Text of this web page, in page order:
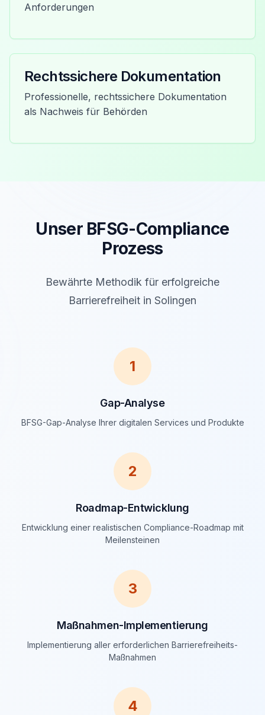
Anforderungen
Rechtssichere Dokumentation
Professionelle, rechtssichere Dokumentation
als Nachweis für Behörden
Unser BFSG-Compliance
Prozess
Bewährte Methodik für erfolgreiche
Barrierefreiheit in Solingen
1
Gap-Analyse
BFSG-Gap-Analyse Ihrer digitalen Services und Produkte
2
Roadmap-Entwicklung
Entwicklung einer realistischen Compliance-Roadmap mit
Meilensteinen
3
Maßnahmen-Implementierung
Implementierung aller erforderlichen Barrierefreiheits-
Maßnahmen
4